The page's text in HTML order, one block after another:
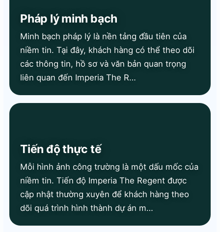
Pháp lý minh bạch
Minh bạch pháp lý là nền tảng đầu tiên của
niềm tin. Tại đây, khách hàng có thể theo dõi
các thông tin, hồ sơ và văn bản quan trọng
liên quan đến Imperia The R…
Tiến độ thực tế
Mỗi hình ảnh công trường là một dấu mốc của
niềm tin. Tiến độ Imperia The Regent được
cập nhật thường xuyên để khách hàng theo
dõi quá trình hình thành dự án m…